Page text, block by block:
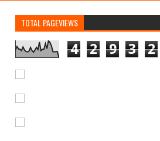
TOTAL PAGEVIEWS
4 2 9 3 2